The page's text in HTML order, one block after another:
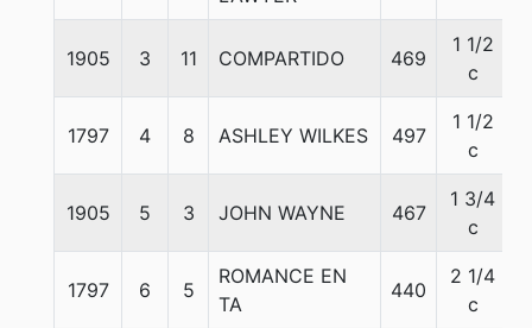
1905 3 11 COMPARTIDO 469
1 1/2
c
1797 4 8 ASHLEY WILKES 497
1 1/2
c
1905 5 3 JOHN WAYNE 467
1 3/4
c
1797 6 5
ROMANCE EN
TA
440
2 1/4
c